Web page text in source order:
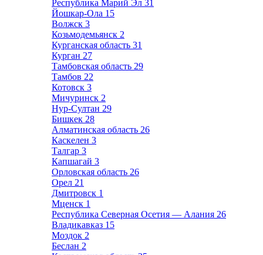
Республика Марий Эл 31
Йошкар-Ола 15
Волжск 3
Козьмодемьянск 2
Курганская область 31
Курган 27
Тамбовская область 29
Тамбов 22
Котовск 3
Мичуринск 2
Нур-Султан 29
Бишкек 28
Алматинская область 26
Каскелен 3
Талгар 3
Капшагай 3
Орловская область 26
Орел 21
Дмитровск 1
Мценск 1
Республика Северная Осетия — Алания 26
Владикавказ 15
Моздок 2
Беслан 2